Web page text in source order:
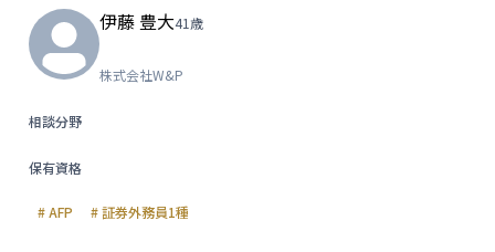
伊藤 豊大41 歳
株式会社W&P
相談分野
保有資格
#AFP #証券外務員1種